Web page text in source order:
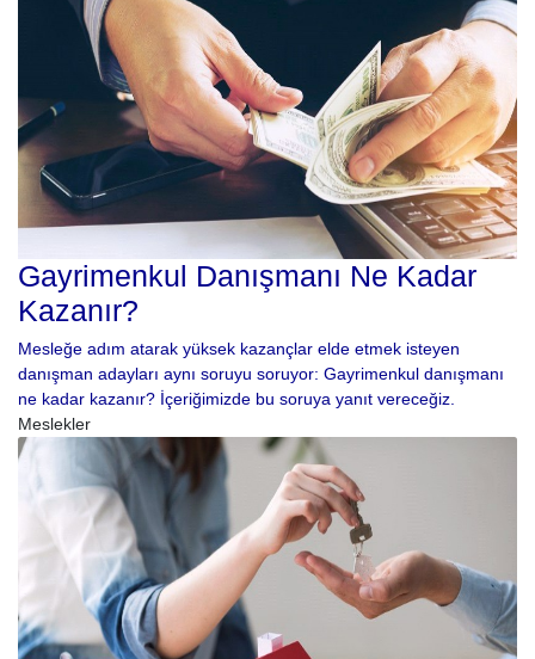
Gayrimenkul Danışmanı Ne Kadar
Kazanır?
Mesleğe adım atarak yüksek kazançlar elde etmek isteyen
danışman adayları aynı soruyu soruyor: Gayrimenkul danışmanı
ne kadar kazanır? İçeriğimizde bu soruya yanıt vereceğiz.
Meslekler